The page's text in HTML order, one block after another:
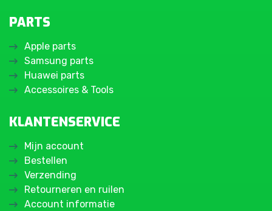
PARTS
Apple parts
Samsung parts
Huawei parts
Accessoires & Tools
KLANTENSERVICE
Mijn account
Bestellen
Verzending
Retourneren en ruilen
Account informatie